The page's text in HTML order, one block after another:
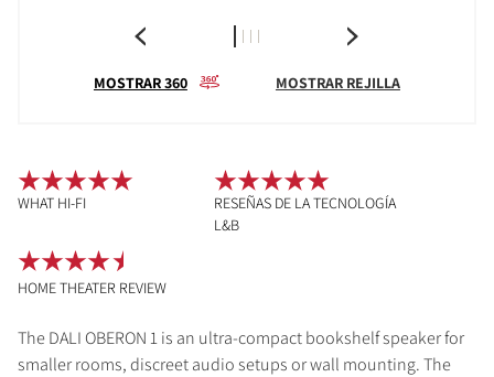
MOSTRAR 360 MOSTRAR REJILLA
The DALI OBERON 1 is an ultra-compact bookshelf speaker for
smaller rooms, discreet audio setups or wall mounting. The
WHAT HI-FI
RESEÑAS DE LA TECNOLOGÍA
L&B
HOME THEATER REVIEW